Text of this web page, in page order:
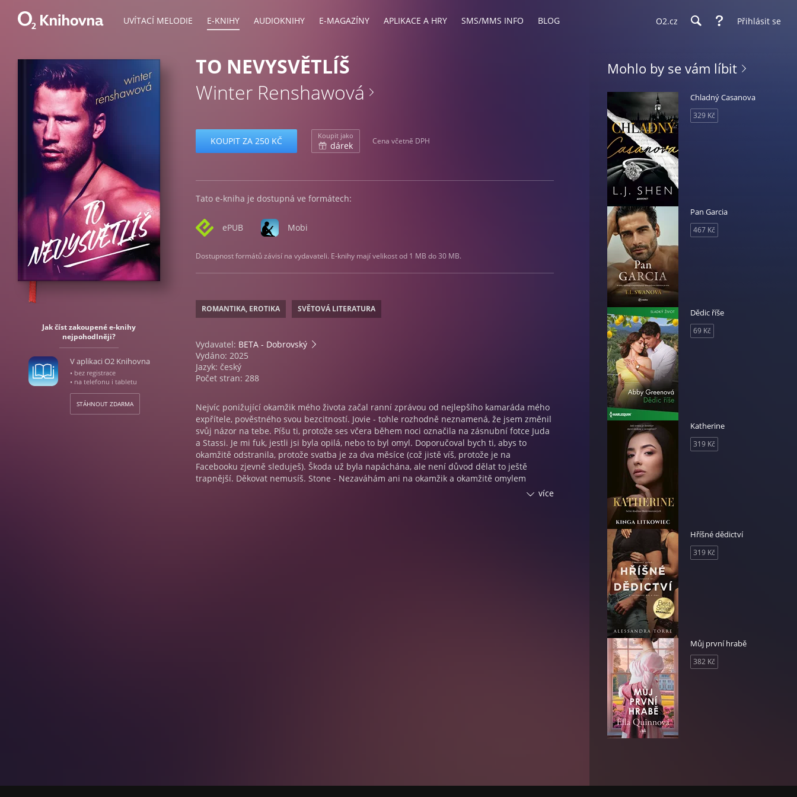
UVÍTACÍ MELODIE E-KNIHY AUDIOKNIHY E-MAGAZÍNY APLIKACE A HRY SMS/MMS INFO BLOG O2.cz Přihlásit se
Jak číst zakoupené e-knihy
nejpohodlněji?
V aplikaci O2 Knihovna
• bez registrace
• na telefonu i tabletu
STÁHNOUT ZDARMA
TO NEVYSVĚTLÍŠ
Winter Renshawová
KOUPIT ZA 250 KČ Koupit jako
dárek Cena včetně DPH
Tato e-kniha je dostupná ve formátech:
ePUB Mobi
Dostupnost formátů závisí na vydavateli. E-knihy mají velikost od 1 MB do 30 MB.
ROMANTIKA, EROTIKA SVĚTOVÁ LITERATURA
Vydavatel: BETA - Dobrovský
Vydáno: 2025
Jazyk: český
Počet stran: 288
Nejvíc ponižující okamžik mého života začal ranní zprávou od nejlepšího kamaráda mého
expřítele, pověstného svou bezcitností. Jovie - tohle rozhodně neznamená, že jsem změnil
svůj názor na tebe. Píšu ti, protože ses včera během noci označila na zásnubní fotce Juda
a Stassi. Je mi fuk, jestli jsi byla opilá, nebo to byl omyl. Doporučoval bych ti, abys to
okamžitě odstranila, protože svatba je za dva měsíce (což jistě víš, protože je na
Facebooku zjevně sleduješ). Škoda už byla napáchána, ale není důvod dělat to ještě
trapnější. Děkovat nemusíš. Stone - Nezaváhám ani na okamžik a okamžitě omylem
přidané označení odstraním, jenže pak se ve mně probudí důvtipná spisovatelka a muži,více
Mohlo by se vám líbit
Chladný Casanova
329 Kč
Pan Garcia
467 Kč
Dědic říše
69 Kč
Katherine
319 Kč
Hříšné dědictví
319 Kč
Můj první hrabě
382 Kč